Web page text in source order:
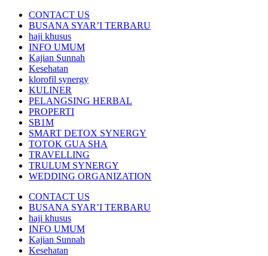
CONTACT US
BUSANA SYAR’I TERBARU
haji khusus
INFO UMUM
Kajian Sunnah
Kesehatan
klorofil synergy
KULINER
PELANGSING HERBAL
PROPERTI
SB1M
SMART DETOX SYNERGY
TOTOK GUA SHA
TRAVELLING
TRULUM SYNERGY
WEDDING ORGANIZATION
CONTACT US
BUSANA SYAR’I TERBARU
haji khusus
INFO UMUM
Kajian Sunnah
Kesehatan